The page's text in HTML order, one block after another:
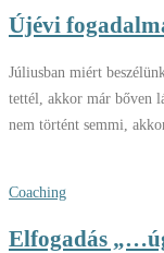
Újévi
Júliusban miért
tettél, akkor már bőven
nem történt semmi,
Coaching
Elfogadás